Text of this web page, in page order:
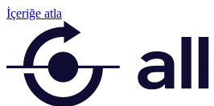
İçeriğe atla